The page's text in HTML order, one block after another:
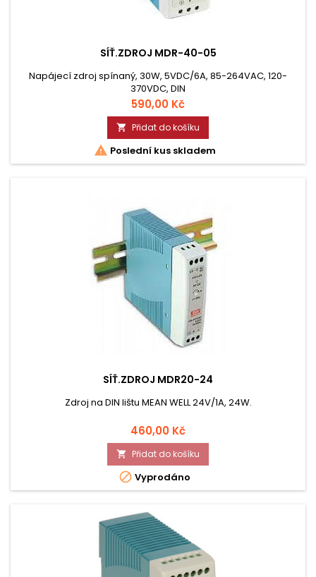
SÍŤ.ZDROJ MDR-40-05
Napájecí zdroj spínaný, 30W, 5VDC/6A, 85-264VAC, 120-
370VDC, DIN
Cena
590,00 Kč
 Přidat do košíku
 Poslední kus skladem
SÍŤ.ZDROJ MDR20-24
Zdroj na DIN lištu MEAN WELL 24V/1A, 24W.
Cena
460,00 Kč
 Přidat do košíku
 Vyprodáno